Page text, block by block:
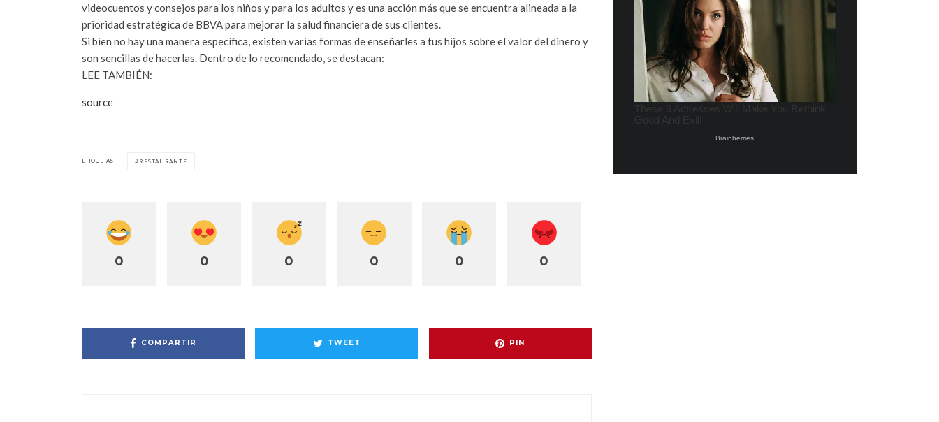
videocuentos y consejos para los niños y para los adultos y es una acción más que se encuentra alineada a la
prioridad estratégica de BBVA para mejorar la salud financiera de sus clientes.
Si bien no hay una manera específica, existen varias formas de enseñarles a tus hijos sobre el valor del dinero y
son sencillas de hacerlas. Dentro de lo recomendado, se destacan:
LEE TAMBIÉN:
source
ETIQUETAS RESTAURANTE
0 0 0 0 0 0
COMPARTIR TWEET PIN